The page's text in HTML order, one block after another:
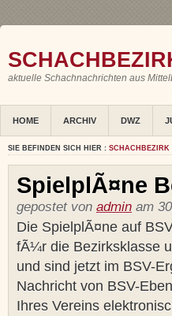
aktuelle Schachnachrichten aus
HOME ARCHIV DWZ
SIE BEFINDEN SICH HIER : SCHACHBEZIRK
SpielplÃ¤ne
gepostet von admin am
Die SpielplÃ¤ne auf
fÃ¼r die Bezirksklasse
und sind jetzt im BSV-
Nachricht von BSV-
Ihres Vereins